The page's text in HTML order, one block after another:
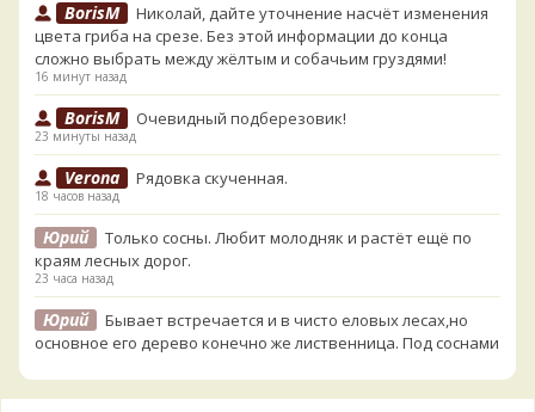
BorisM
Николай, дайте уточнение насчёт изменения
цвета гриба на срезе. Без этой информации до конца
сложно выбрать между жёлтым и собачьим груздями!
16 минут назад
BorisM Очевидный подберезовик!
23 минуты назад
Verona Рядовка скученная.
18 часов назад
Юрий
Только сосны. Любит молодняк и растёт ещё по
краям лесных дорог.
23 часа назад
Юрий
Бывает встречается и в чисто еловых лесах,но
основное его дерево конечно же лиственница. Под соснами
23 часа назад